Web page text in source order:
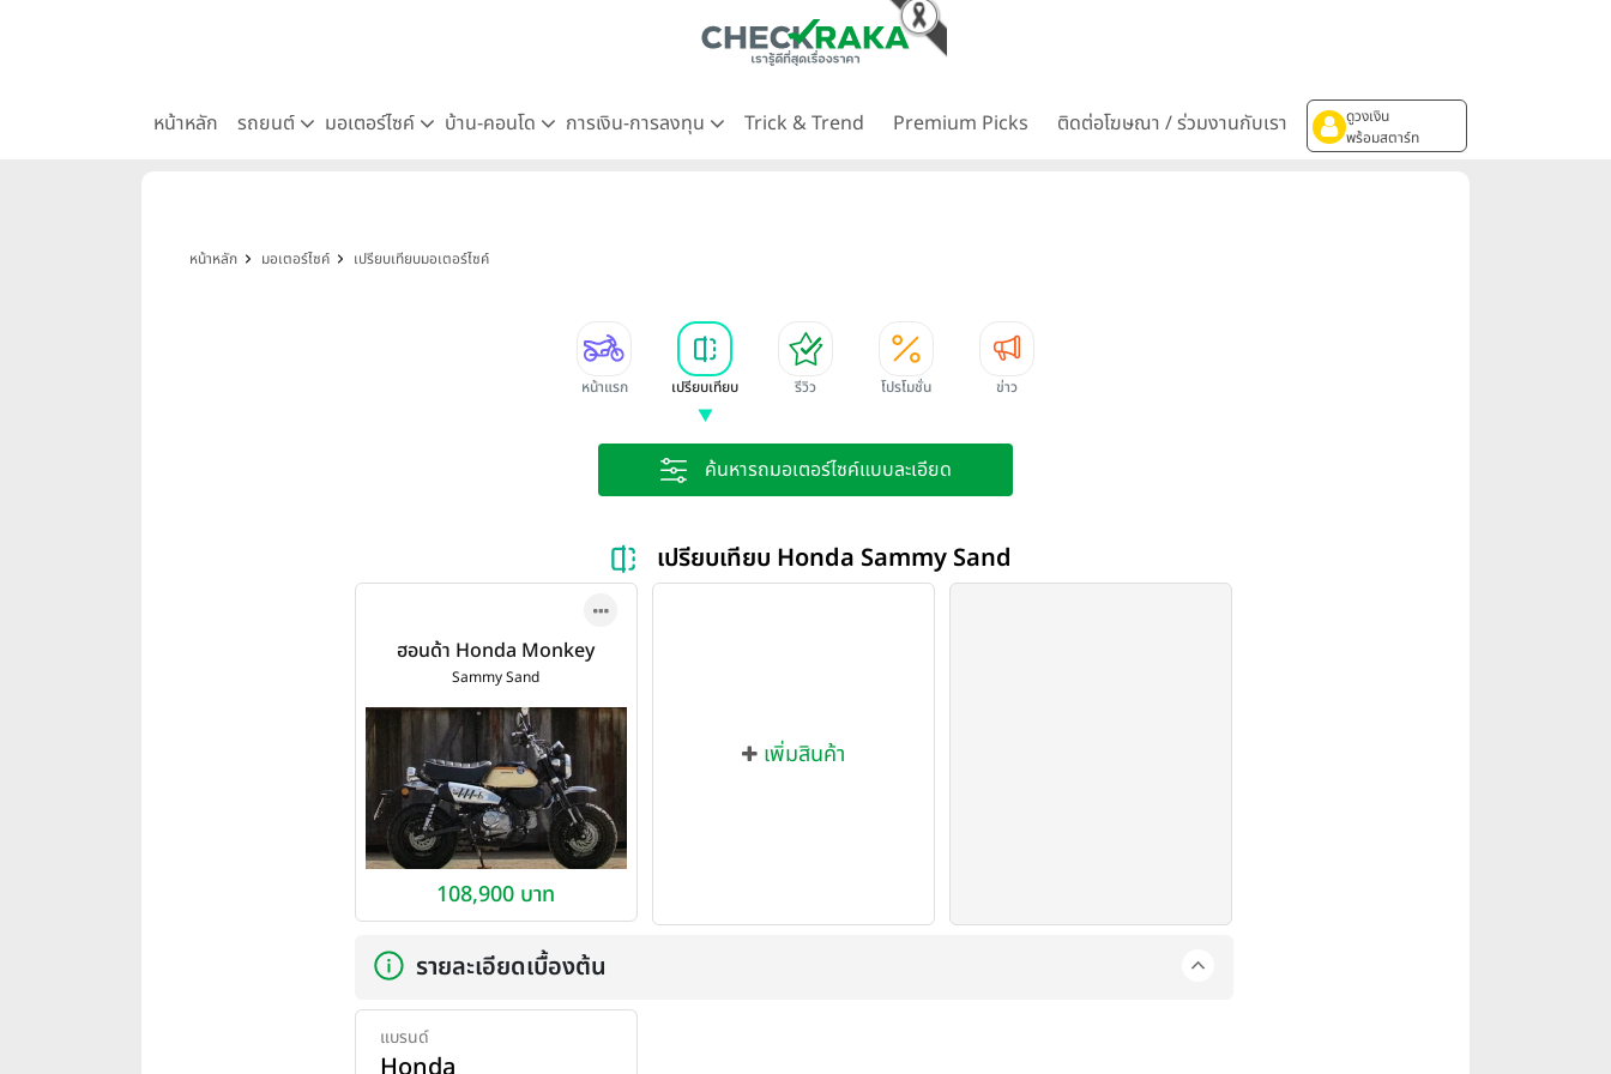
หน้าหลัก รถยนต์ มอเตอร์ไซค์ บ้าน-คอนโด การเงิน-การลงทุน Trick & Trend Premium Picks ติดต่อโฆษณา / ร่วมงานกับเรา
ดูวงเงิน
พร้อมสตาร์ท
หน้าหลัก มอเตอร์ไซค์ เปรียบเทียบมอเตอร์ไซค์
หน้าแรก เปรียบเทียบ รีวิว โปรโมชั่น ข่าว
ค้นหารถมอเตอร์ไซค์แบบละเอียด
เปรียบเทียบ Honda Sammy Sand
ฮอนด้า Honda Monkey
Sammy Sand ปี 2021
Sammy Sand
108,900 บาท
เพิ่มสินค้า
รายละเอียดเบื้องต้น
แบรนด์